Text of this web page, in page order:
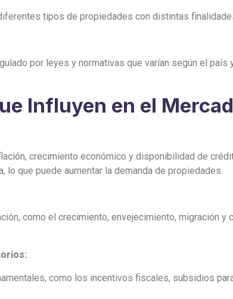
tipos de propiedades con distintas
por leyes y normativas que varían según el
Influyen en el
crecimiento económico y disponibilidad de
lo que puede aumentar la demanda de propiedades.
como el crecimiento, envejecimiento, migración
como los incentivos fiscales, subsidios